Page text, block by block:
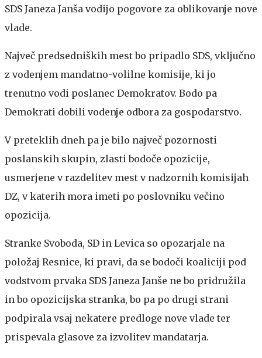
SDS Janeza Janša vodijo pogovore za oblikovanje nove
vlade.
Največ predsedniških mest bo pripadlo SDS, vključno
z vodenjem mandatno-volilne komisije, ki jo
trenutno vodi poslanec Demokratov. Bodo pa
Demokrati dobili vodenje odbora za gospodarstvo.
V preteklih dneh pa je bilo največ pozornosti
poslanskih skupin, zlasti bodoče opozicije,
usmerjene v razdelitev mest v nadzornih komisijah
DZ, v katerih mora imeti po poslovniku večino
opozicija.
Stranke Svoboda, SD in Levica so opozarjale na
položaj Resnice, ki pravi, da se bodoči koaliciji pod
vodstvom prvaka SDS Janeza Janše ne bo pridružila
in bo opozicijska stranka, bo pa po drugi strani
podpirala vsaj nekatere predloge nove vlade ter
prispevala glasove za izvolitev mandatarja.